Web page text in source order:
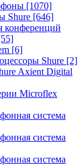
[1070]
Shure [646]
конференций
[6]
Shure [2]
Axient Digital
Microflex
система
система
система